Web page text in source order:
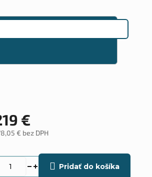
€
€ bez DPH
Pridať do košíka